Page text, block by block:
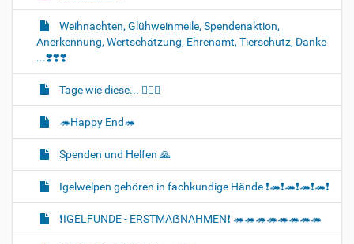
Weihnachten, Glühweinmeile, Spendenaktion,
Anerkennung, Wertschätzung, Ehrenamt, Tierschutz, Danke
...❣️❣️❣️
Tage wie diese... 🐈‍💔🌈
🦔Happy End🦔
Spenden und Helfen 🙏
Igelwelpen gehören in fachkundige Hände ❗🦔❗🦔❗🦔❗🦔❗
❗IGELFUNDE - ERSTMAẞNAHMEN❗ 🦔🦔🦔🦔🦔🦔🦔🦔